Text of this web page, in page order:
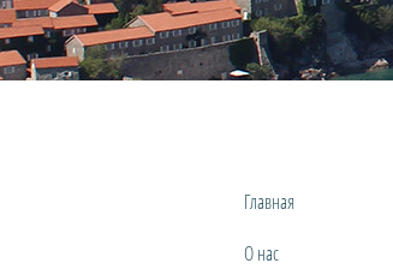
Главная
О нас